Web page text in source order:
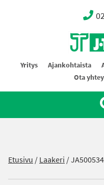
Oy J-
Yritys Ajankohtaista
Ota
Etusivu /Laakeri /JA500534